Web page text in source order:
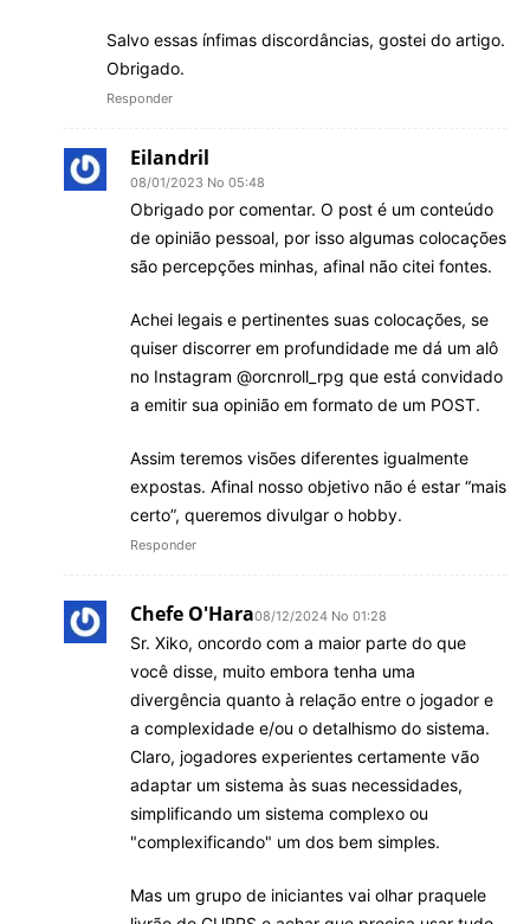
Salvo essas ínfimas discordâncias, gostei do artigo.
Obrigado.
Responder
Eilandril
08/01/2023 No 05:48
Obrigado por comentar. O post é um conteúdo
de opinião pessoal, por isso algumas colocações
são percepções minhas, afinal não citei fontes.
Achei legais e pertinentes suas colocações, se
quiser discorrer em profundidade me dá um alô
no Instagram @orcnroll_rpg que está convidado
a emitir sua opinião em formato de um POST.
Assim teremos visões diferentes igualmente
expostas. Afinal nosso objetivo não é estar “mais
certo”, queremos divulgar o hobby.
Responder
Chefe O'Hara08/12/2024 No 01:28
Sr. Xiko, oncordo com a maior parte do que
você disse, muito embora tenha uma
divergência quanto à relação entre o jogador e
a complexidade e/ou o detalhismo do sistema.
Claro, jogadores experientes certamente vão
adaptar um sistema às suas necessidades,
simplificando um sistema complexo ou
"complexificando" um dos bem simples.
Mas um grupo de iniciantes vai olhar praquele